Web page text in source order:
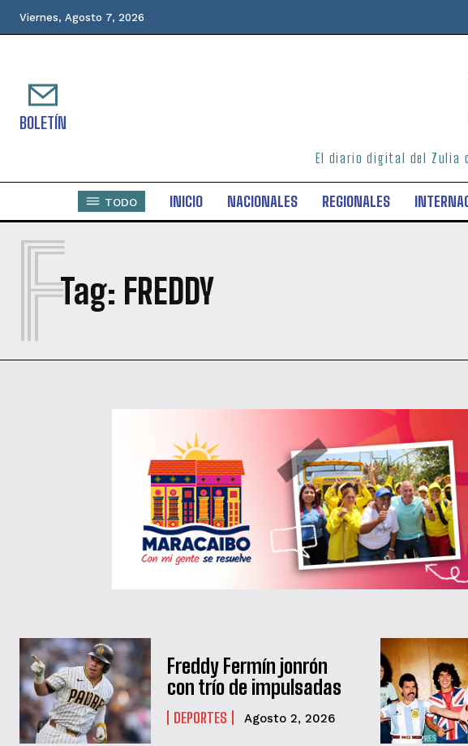
Viernes, Agosto 7, 2026
BOLETÍN
El diario digital del Zulia
TODO INICIO NACIONALES REGIONALES
Tag: FREDDY
F
Freddy Fermín jonrón
con trío de impulsadas
DEPORTES Agosto 2, 2026